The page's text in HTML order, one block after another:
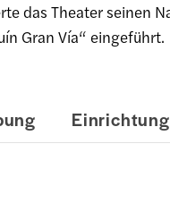
das Theater seinen
Gran Vía“ eingeführt.